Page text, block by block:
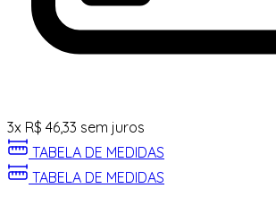
3x R$ 46,33 sem juros
TABELA DE MEDIDAS
TABELA DE MEDIDAS